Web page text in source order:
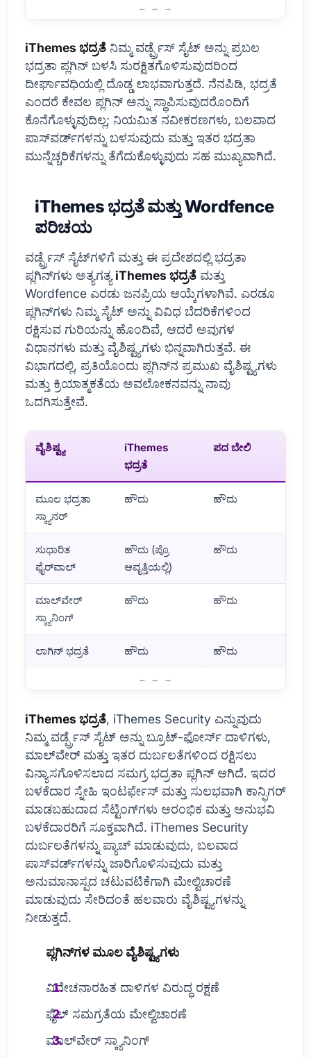
iThemes ಭದ್ರತೆ ನಿಮ್ಮ ವರ್ಡ್ಪ್ರೆಸ್ ಸೈಟ್ ಅನ್ನು ಪ್ರಬಲ
ಭದ್ರತಾ ಪ್ಲಗಿನ್ ಬಳಸಿ ಸುರಕ್ಷಿತಗೊಳಿಸುವುದರಿಂದ
ದೀರ್ಘಾವಧಿಯಲ್ಲಿ ದೊಡ್ಡ ಲಾಭವಾಗುತ್ತದೆ. ನೆನಪಿಡಿ, ಭದ್ರತೆ
ಎಂದರೆ ಕೇವಲ ಪ್ಲಗಿನ್ ಅನ್ನು ಸ್ಥಾಪಿಸುವುದರೊಂದಿಗೆ
ಕೊನೆಗೊಳ್ಳುವುದಿಲ್ಲ; ನಿಯಮಿತ ನವೀಕರಣಗಳು, ಬಲವಾದ
ಪಾಸ್‌ವರ್ಡ್‌ಗಳನ್ನು ಬಳಸುವುದು ಮತ್ತು ಇತರ ಭದ್ರತಾ
ಮುನ್ನೆಚ್ಚರಿಕೆಗಳನ್ನು ತೆಗೆದುಕೊಳ್ಳುವುದು ಸಹ ಮುಖ್ಯವಾಗಿದೆ.
iThemes ಭದ್ರತೆ ಮತ್ತು Wordfence
ಪರಿಚಯ
ವರ್ಡ್ಪ್ರೆಸ್ ಸೈಟ್‌ಗಳಿಗೆ ಮತ್ತು ಈ ಪ್ರದೇಶದಲ್ಲಿ ಭದ್ರತಾ
ಪ್ಲಗಿನ್‌ಗಳು ಅತ್ಯಗತ್ಯiThemes ಭದ್ರತೆ ಮತ್ತು
Wordfence ಎರಡು ಜನಪ್ರಿಯ ಆಯ್ಕೆಗಳಾಗಿವೆ. ಎರಡೂ
ಪ್ಲಗಿನ್‌ಗಳು ನಿಮ್ಮ ಸೈಟ್ ಅನ್ನು ವಿವಿಧ ಬೆದರಿಕೆಗಳಿಂದ
ರಕ್ಷಿಸುವ ಗುರಿಯನ್ನು ಹೊಂದಿವೆ, ಆದರೆ ಅವುಗಳ
ವಿಧಾನಗಳು ಮತ್ತು ವೈಶಿಷ್ಟ್ಯಗಳು ಭಿನ್ನವಾಗಿರುತ್ತವೆ. ಈ
ವಿಭಾಗದಲ್ಲಿ, ಪ್ರತಿಯೊಂದು ಪ್ಲಗಿನ್‌ನ ಪ್ರಮುಖ ವೈಶಿಷ್ಟ್ಯಗಳು
ಮತ್ತು ಕ್ರಿಯಾತ್ಮಕತೆಯ ಅವಲೋಕನವನ್ನು ನಾವು
ಒದಗಿಸುತ್ತೇವೆ.
ವೈಶಿಷ್ಟ್ಯ
iThemes
ಭದ್ರತೆ
ಪದ ಬೇಲಿ
ಮೂಲ ಭದ್ರತಾ
ಸ್ಕ್ಯಾನರ್
ಹೌದು ಹೌದು
ಸುಧಾರಿತ
ಫೈರ್‌ವಾಲ್
ಹೌದು (ಪ್ರೊ
ಆವೃತ್ತಿಯಲ್ಲಿ)
ಹೌದು
ಮಾಲ್‌ವೇರ್
ಸ್ಕ್ಯಾನಿಂಗ್
ಹೌದು ಹೌದು
ಲಾಗಿನ್ ಭದ್ರತೆ ಹೌದು ಹೌದು
iThemes ಭದ್ರತೆ, iThemes Security ಎನ್ನುವುದು
ನಿಮ್ಮ ವರ್ಡ್ಪ್ರೆಸ್ ಸೈಟ್ ಅನ್ನು ಬ್ರೂಟ್-ಫೋರ್ಸ್ ದಾಳಿಗಳು,
ಮಾಲ್‌ವೇರ್ ಮತ್ತು ಇತರ ದುರ್ಬಲತೆಗಳಿಂದ ರಕ್ಷಿಸಲು
ವಿನ್ಯಾಸಗೊಳಿಸಲಾದ ಸಮಗ್ರ ಭದ್ರತಾ ಪ್ಲಗಿನ್ ಆಗಿದೆ. ಇದರ
ಬಳಕೆದಾರ ಸ್ನೇಹಿ ಇಂಟರ್ಫೇಸ್ ಮತ್ತು ಸುಲಭವಾಗಿ ಕಾನ್ಫಿಗರ್
ಮಾಡಬಹುದಾದ ಸೆಟ್ಟಿಂಗ್‌ಗಳು ಆರಂಭಿಕ ಮತ್ತು ಅನುಭವಿ
ಬಳಕೆದಾರರಿಗೆ ಸೂಕ್ತವಾಗಿದೆ. iThemes Security
ದುರ್ಬಲತೆಗಳನ್ನು ಪ್ಯಾಚ್ ಮಾಡುವುದು, ಬಲವಾದ
ಪಾಸ್‌ವರ್ಡ್‌ಗಳನ್ನು ಜಾರಿಗೊಳಿಸುವುದು ಮತ್ತು
ಅನುಮಾನಾಸ್ಪದ ಚಟುವಟಿಕೆಗಾಗಿ ಮೇಲ್ವಿಚಾರಣೆ
ಮಾಡುವುದು ಸೇರಿದಂತೆ ಹಲವಾರು ವೈಶಿಷ್ಟ್ಯಗಳನ್ನು
ನೀಡುತ್ತದೆ.
ಪ್ಲಗಿನ್‌ಗಳ ಮೂಲ ವೈಶಿಷ್ಟ್ಯಗಳು
ವಿವೇಚನಾರಹಿತ ದಾಳಿಗಳ ವಿರುದ್ಧ ರಕ್ಷಣೆ
ಫೈಲ್ ಸಮಗ್ರತೆಯ ಮೇಲ್ವಿಚಾರಣೆ
ಮಾಲ್‌ವೇರ್ ಸ್ಕ್ಯಾನಿಂಗ್